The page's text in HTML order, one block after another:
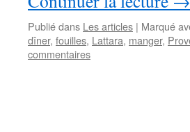
Publié dans Les articles | Marqué
dîner, fouilles, Lattara, manger,
commentaires